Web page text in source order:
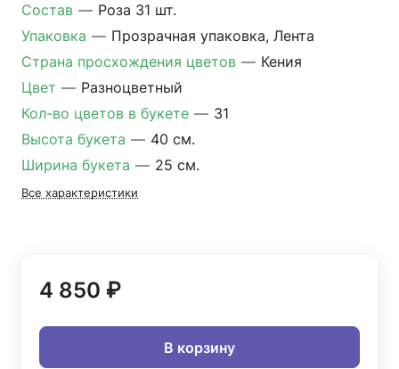
Состав — Роза 31 шт.
Упаковка — Прозрачная упаковка, Лента
Страна просхождения цветов — Кения
Цвет — Разноцветный
Кол-во цветов в букете — 31
Высота букета — 40 см.
Ширина букета — 25 см.
Все характеристики
4 850 ₽
В корзину